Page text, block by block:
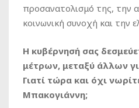
προσανατολισμό της, την
κοινωνική συνοχή και την
Η κυβέρνησή σας
μέτρων, μεταξύ άλλων
Γιατί τώρα και όχι
Μπακογιάννη;